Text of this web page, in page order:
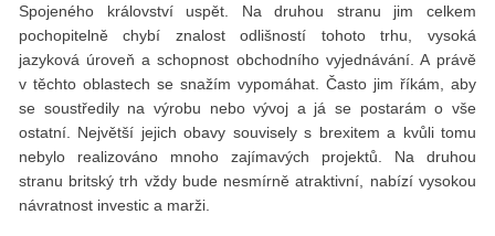
Spojeného království uspět. Na druhou stranu jim celkem
pochopitelně chybí znalost odlišností tohoto trhu, vysoká
jazyková úroveň a schopnost obchodního vyjednávání. A právě
v těchto oblastech se snažím vypomáhat. Často jim říkám, aby
se soustředily na výrobu nebo vývoj a já se postarám o vše
ostatní. Největší jejich obavy souvisely s brexitem a kvůli tomu
nebylo realizováno mnoho zajímavých projektů. Na druhou
stranu britský trh vždy bude nesmírně atraktivní, nabízí vysokou
návratnost investic a marži.